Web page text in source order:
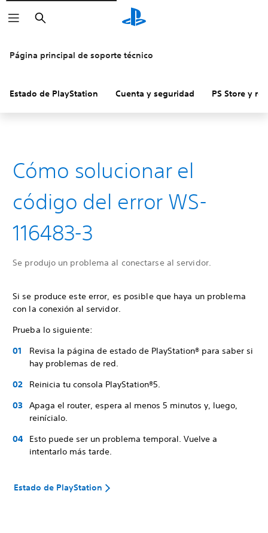
Buscar
Página principal de soporte técnico
Estado de PlayStation Cuenta y seguridad PS Store y
Cómo solucionar el
código del error WS-
116483-3
Se produjo un problema al conectarse al servidor.
Si se produce este error, es posible que haya un problema
con la conexión al servidor.
Prueba lo siguiente:
Revisa la página de estado de PlayStation® para saber si
hay problemas de red.
Reinicia tu consola PlayStation®5.
Apaga el router, espera al menos 5 minutos y, luego,
reinícialo.
Esto puede ser un problema temporal. Vuelve a
intentarlo más tarde.
Estado de PlayStation